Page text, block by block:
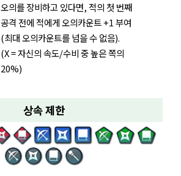
오의를 장비하고 있다면, 적의 첫 번째
공격 전에 적에게 오의카운트 +1 부여
(최대 오의카운트를 넘을 수 없음).
(X = 자신의 속도/수비 중 높은 쪽의
20%)
상속 제한